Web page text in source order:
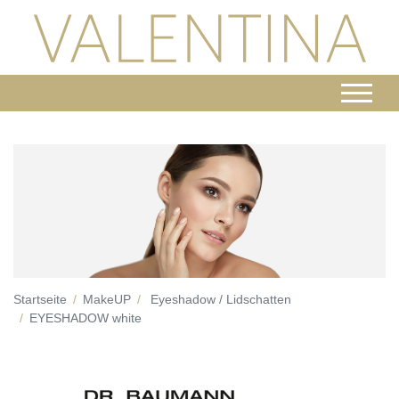
Startseite MakeUP
Eyeshadow / Lidschatten
EYESHADOW white